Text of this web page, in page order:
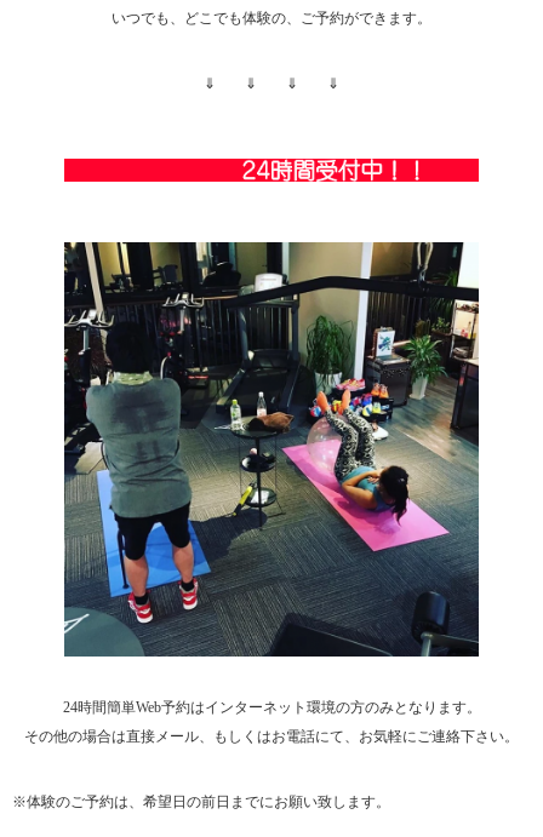
いつでも、どこでも体験の、ご予約ができます。
⇓ ⇓ ⇓ ⇓
24時間簡単Web予約はインターネット環境の方のみとなります。
その他の場合は直接メール、もしくはお電話にて、お気軽にご連絡下さい。
※体験のご予約は、希望日の前日までにお願い致します。